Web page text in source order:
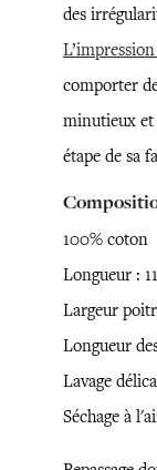
des
comporter
minutieux et
étape de sa
100% coton
Longueur :
Largeur
Longueur
Lavage
Séchage à